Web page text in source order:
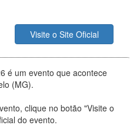
Visite o Site Oficial
é um evento que acontece
(MG).
clique no botão "Visite o
do evento.